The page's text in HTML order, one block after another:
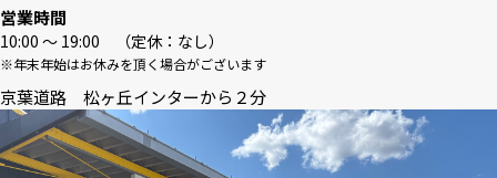
営業時間
10:00 〜 19:00 （定休：なし）
※年末年始はお休みを頂く場合がございます
京葉道路 松ヶ丘インターから２分